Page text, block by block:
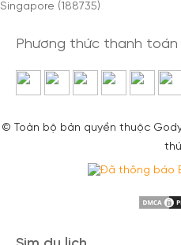
Singapore (188735)
Phương thức thanh toán
© Toàn bộ bản quyền thuộc